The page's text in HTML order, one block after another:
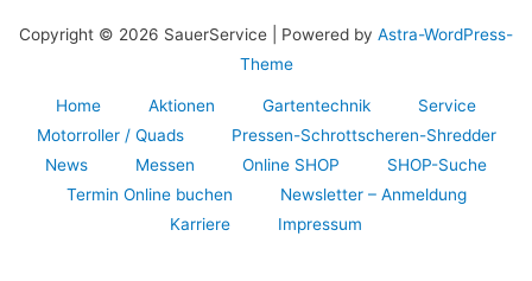
Copyright © 2026 SauerService | Powered by Astra-WordPress-
Theme
Home Aktionen Gartentechnik
Service
Motorroller / Quads
Pressen-Schrottscheren-Shredder
News
Messen Online SHOP
SHOP-Suche
Termin Online buchen
Newsletter – Anmeldung
Karriere
Impressum